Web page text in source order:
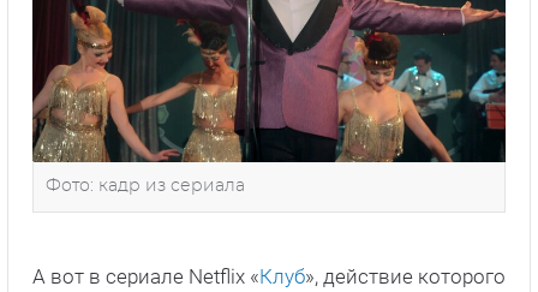
Фото: кадр из сериала
А вот в сериале Netflix «Клуб», действие которого